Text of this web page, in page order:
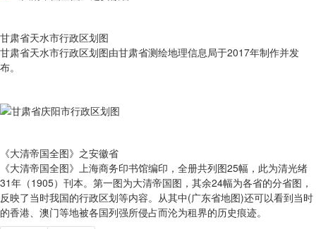
甘肃省天水市行政区划图
甘肃省天水市行政区划图由甘肃省测绘地理信息局于2017年制作并发
布。
《大清帝国全图》之安徽省
《大清帝国全图》上海商务印书馆编印，全册共列图25幅，此为清光绪
31年（1905）刊本。第一图为大清帝国图，其余24幅为各省的分省图，
反映了当时我国的行政区划等内容。从其中(广东省地图)还可以看到当时
的香港、澳门等地被各国列强所侵占而沦为租界的历史痕迹。